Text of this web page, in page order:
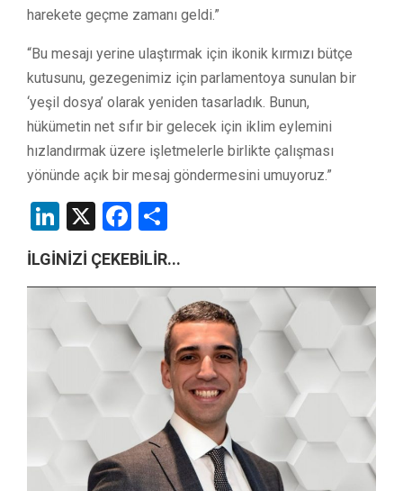
harekete geçme zamanı geldi.”
“Bu mesajı yerine ulaştırmak için ikonik kırmızı bütçe
kutusunu, gezegenimiz için parlamentoya sunulan bir
‘yeşil dosya’ olarak yeniden tasarladık. Bunun,
hükümetin net sıfır bir gelecek için iklim eylemini
hızlandırmak üzere işletmelerle birlikte çalışması
yönünde açık bir mesaj göndermesini umuyoruz.”
LinkedIn
X Facebook
İLGİNİZİ ÇEKEBİLİR...